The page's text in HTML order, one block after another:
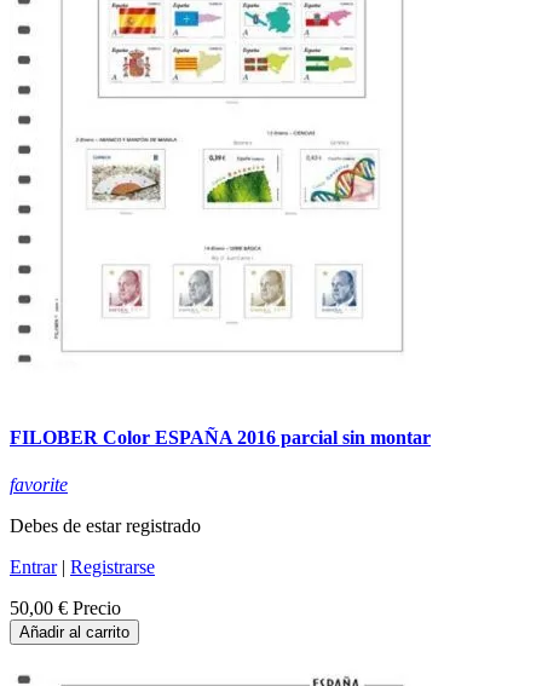
FILOBER Color ESPAÑA 2016 parcial sin montar
favorite
Debes de estar registrado
Entrar| Registrarse
50,00 € Precio
Añadir al carrito